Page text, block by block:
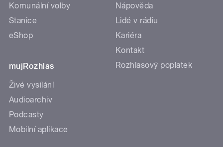
Komunální volby
Stanice
eShop
mujRozhlas
Živé vysílání
Audioarchiv
Podcasty
Mobilní aplikace
Nápověda
Lidé v rádiu
Kariéra
Kontakt
Rozhlasový poplatek